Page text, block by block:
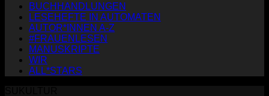
BUCHHANDLUNGEN
LESEHEFTE IN AUTOMATEN
AUTOR*INNEN A-Z
#FRAUENLESEN
MANUSKRIPTE
WIR
ALL*STARS